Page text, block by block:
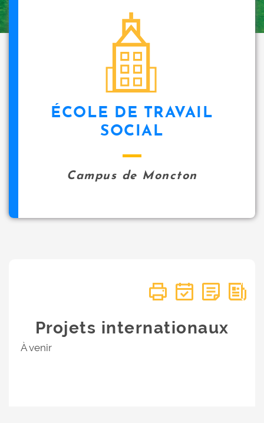
ÉCOLE DE TRAVAIL
SOCIAL
Campus de Moncton
Projets internationaux
À venir